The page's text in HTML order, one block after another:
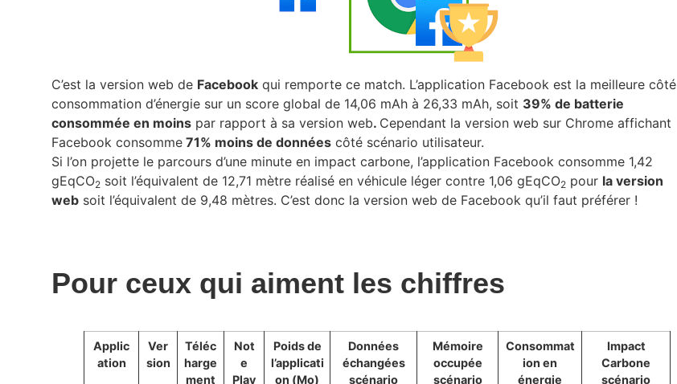
C’est la version web de Facebook qui remporte ce match. L’application Facebook est la meilleure côté
consommation d’énergie sur un score global de 14,06 mAh à 26,33 mAh, soit 39% de batterie
consommée en moins par rapport à sa version web. Cependant la version web sur Chrome affichant
Facebook consomme 71% moins de données côté scénario utilisateur.
Si l’on projette le parcours d’une minute en impact carbone, l’application Facebook consomme 1,42
gEqCO2 soit l’équivalent de 12,71 mètre réalisé en véhicule léger contre 1,06 gEqCO2 pour la version
web soit l’équivalent de 9,48 mètres. C’est donc la version web de Facebook qu’il faut préférer !
Pour ceux qui aiment les chiffres
Applic
ation
Ver
sion
Téléc
harge
ment
Not
e
Play
Poids de
l’applicati
on (Mo)
Données
échangées
scénario
Mémoire
occupée
scénario
Consommat
ion en
énergie
Impact
Carbone
scénario